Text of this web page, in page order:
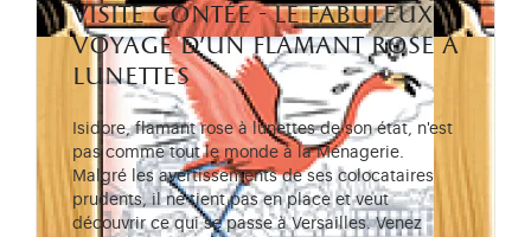
visite contée - le fabuleux
voyage d’un flamant rose à
lunettes
Isidore, flamant rose à lunettes de son état, n'est
pas comme tout le monde à la Ménagerie.
Malgré les avertissements de ses colocataires
prudents, il ne tient pas en place et veut
découvrir ce qui se passe à Versailles. Venez